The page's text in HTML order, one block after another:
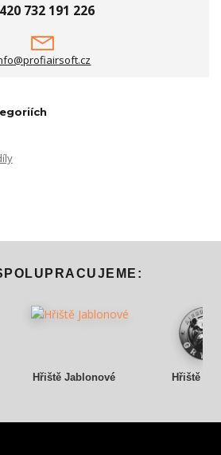
732 191 226
Hřiště Jablonové Hřiště